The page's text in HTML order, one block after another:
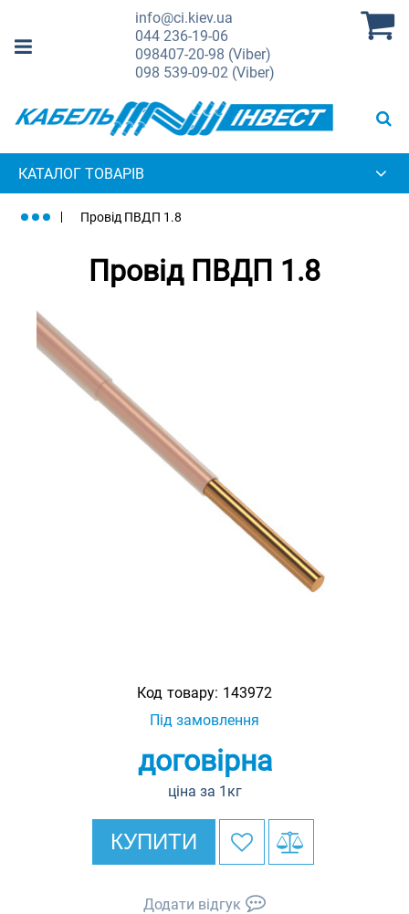
info@ci.kiev.ua
044236-19-06
098407-20-98 (Viber)
098 539-09-02 (Viber)
КАТАЛОГ ТОВАРІВ
Провід ПВДП 1.8
Провід ПВДП 1.8
Код товару: 143972
Під замовлення
договірна
ціна за 1кг
КУПИТИ
Додати відгук